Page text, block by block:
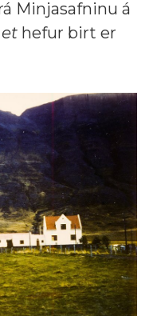
Minjasafninu á
hefur birt er